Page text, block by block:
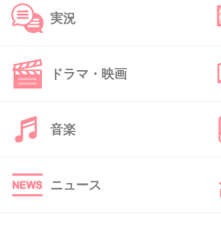
40. 匿名 2014/10/08(水) 21:43:41
実況
ドラマ・映画
音楽
ニュース